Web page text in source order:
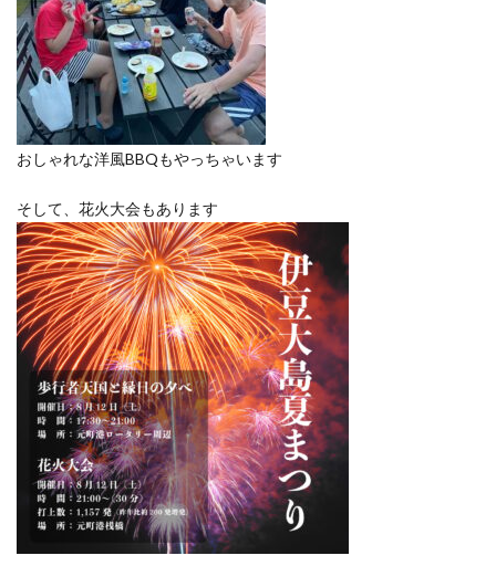
おしゃれな洋風BBQもやっちゃいます
そして、花火大会もあります